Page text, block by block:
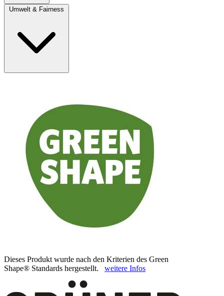
Umwelt & Fairness
Dieses Produkt wurde nach den Kriterien des Green
Shape® Standards hergestellt. weitere Infos